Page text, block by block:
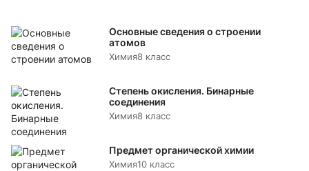
Основные сведения о строении
атомов
Химия8 класс
Степень окисления. Бинарные
соединения
Химия8 класс
Предмет органической химии
Химия10 класс